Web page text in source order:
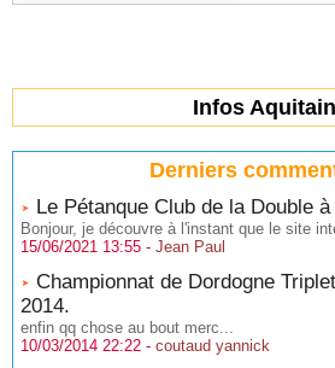
Infos
Derniers
Le Pétanque Club de la Double à
Bonjour, je découvre à l'instant que le site
15/06/2021 13:55 - Jean Paul
Championnat de Dordogne
2014.
enfin qq chose au bout merc...
10/03/2014 22:22 - coutaud yannick